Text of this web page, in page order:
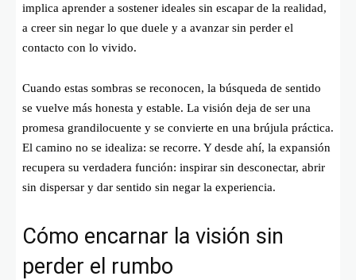
implica aprender a sostener ideales sin escapar de la realidad,
a creer sin negar lo que duele y a avanzar sin perder el
contacto con lo vivido.
Cuando estas sombras se reconocen, la búsqueda de sentido
se vuelve más honesta y estable. La visión deja de ser una
promesa grandilocuente y se convierte en una brújula práctica.
El camino no se idealiza: se recorre. Y desde ahí, la expansión
recupera su verdadera función: inspirar sin desconectar, abrir
sin dispersar y dar sentido sin negar la experiencia.
Cómo encarnar la visión sin
perder el rumbo